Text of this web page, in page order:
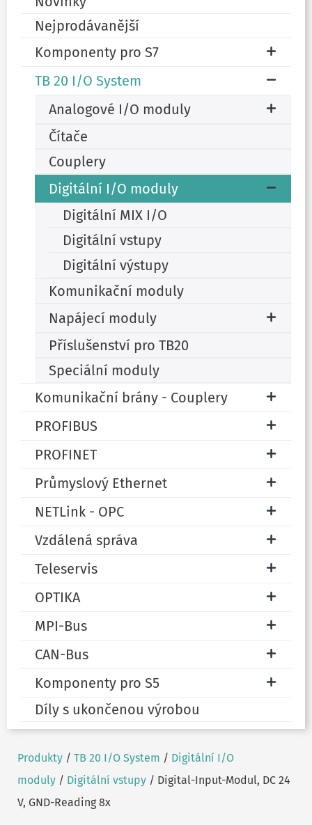
Nejprodávanější
Komponenty pro S7
TB 20 I/O System
Analogové I/O moduly
Čítače
Couplery
Digitální I/O moduly
Digitální MIX I/O
Digitální vstupy
Digitální výstupy
Komunikační moduly
Napájecí moduly
Příslušenství pro TB20
Speciální moduly
Komunikační brány - Couplery
PROFIBUS
PROFINET
Průmyslový Ethernet
NETLink - OPC
Vzdálená správa
Teleservis
OPTIKA
MPI-Bus
CAN-Bus
Komponenty pro S5
Díly s ukončenou výrobou
Produkty / TB 20 I/O System / Digitální I/O
moduly / Digitální vstupy / Digital-Input-Modul, DC 24
V, GND-Reading 8x